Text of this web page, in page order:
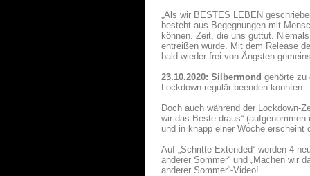
„Als wir BESTES LEBEN
besteht aus Begegnungen mit
können. Zeit, die uns guttut.
entreißen würde. Mit dem Release
bald wieder frei von Ängsten
23.10.2020: Silbermond gehörte zu
Lockdown regulär beenden konnten.
Doch auch während der Lockdown-
wir das Beste draus“
und in knapp einer Woche
Auf „Schritte Extended“ werden 4
anderer Sommer“ und „Machen wir
anderer Sommer“-Video!